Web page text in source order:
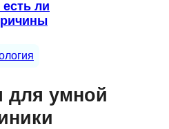
ли
для умной